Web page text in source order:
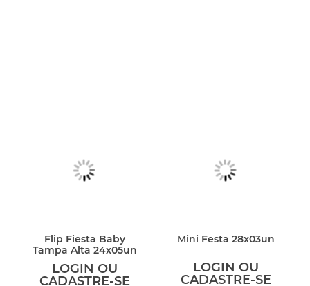
Flip Fiesta Baby
Tampa Alta 24x05un
LOGIN OU
CADASTRE-SE
Mini Festa 28x03un
LOGIN OU
CADASTRE-SE